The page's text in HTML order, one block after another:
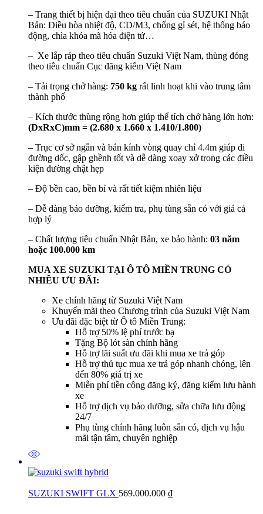
– Trang thiết bị hiện đại theo tiêu chuẩn của SUZUKI Nhật
Bản: Điều hòa nhiệt độ, CD/M3, chống gỉ sét, hệ thống báo
động, chìa khóa mã hóa điện tử…
– Xe lắp ráp theo tiêu chuẩn Suzuki Việt Nam, thùng đóng
theo tiêu chuẩn Cục đăng kiểm Việt Nam
– Tải trọng chở hàng: 750 kg rất linh hoạt khi vào trung tâm
thành phố
– Kích thước thùng rộng hơn giúp thể tích chở hàng lớn hơn:
(DxRxC)mm = (2.680 x 1.660 x 1.410/1.800)
– Trục cơ sở ngắn và bán kính vòng quay chỉ 4.4m giúp đi
đường dốc, gập ghềnh tốt và dễ dàng xoay xở trong các điều
kiện đường chật hẹp
– Độ bền cao, bền bỉ và rất tiết kiệm nhiên liệu
– Dễ dàng bảo dưỡng, kiểm tra, phụ tùng sẵn có với giá cả
hợp lý
– Chất lượng tiêu chuẩn Nhật Bản, xe bảo hành: 03 năm
hoặc 100.000 km
MUA XE SUZUKI TẠI Ô TÔ MIỀN TRUNG CÓ
NHIỀU ƯU ĐÃI:
Xe chính hãng từ Suzuki Việt Nam
Khuyến mãi theo Chương trình của Suzuki Việt Nam
Ưu đãi đặc biệt từ Ô tô Miền Trung:
Hỗ trợ 50% lệ phí trước bạ
Tặng Bộ lót sàn chính hãng
Hỗ trợ lãi suất ưu đãi khi mua xe trả góp
Hỗ trợ thủ tục mua xe trả góp nhanh chóng, lên
đến 80% giá trị xe
Miễn phí tiền công đăng ký, đăng kiểm lưu hành
xe
Hỗ trợ dịch vụ bảo dưỡng, sửa chữa lưu động
24/7
Phụ tùng chính hãng luôn sẵn có, dịch vụ hậu
mãi tận tâm, chuyên nghiệp
SUZUKI SWIFT GLX 569.000.000 ₫